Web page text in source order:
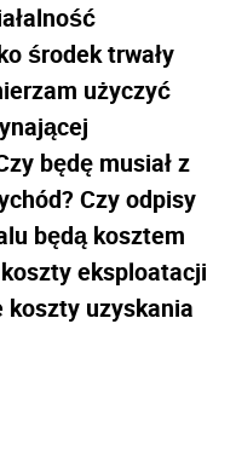
środek trwały
użyczyć
będę musiał z
Czy odpisy
będą kosztem
eksploatacji
koszty uzyskania